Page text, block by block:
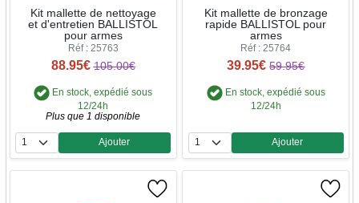
Kit mallette de nettoyage
et d'entretien BALLISTOL
pour armes
Réf : 25763
88.95€ 105.00€
En stock, expédié sous
12/24h
Plus que 1 disponible
Quantité
Ajouter
Kit mallette de bronzage
rapide BALLISTOL pour
armes
Réf : 25764
39.95€ 59.95€
En stock, expédié sous
12/24h
Quantité
Ajouter